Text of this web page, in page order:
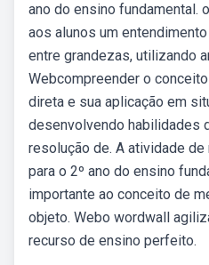
ano do ensino fundamental.
aos alunos um
entre grandezas, utilizando
Webcompreender o
direta e sua aplicação em
desenvolvendo habilidades
resolução de. A atividade
para o 2º ano do ensino
importante ao conceito de
objeto. Webo wordwall
recurso de ensino perfeito.